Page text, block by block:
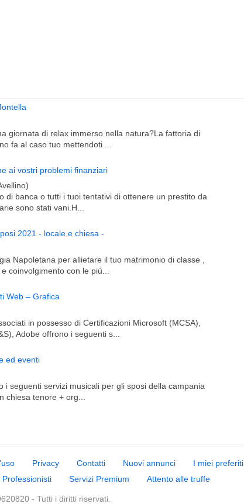
giornata di relax immerso nella natura?La fattoria di
fa al caso tuo mettendoti ...
ai vostri problemi finanziari
di banca o tutti i tuoi tentativi di ottenere un prestito da
sono stati vani.H...
2021 - locale e chiesa -
Napoletana per allietare il tuo matrimonio di classe ,
coinvolgimento con le più...
Web – Grafica
in possesso di Certificazioni Microsoft (MCSA),
Adobe offrono i seguenti s...
ed eventi
i seguenti servizi musicali per gli sposi della campania
chiesa tenore + org...
Privacy Contatti Nuovi annunci
I miei preferiti
Professionisti Servizi Premium Attento alle truffe
- Tutti i diritti riservati.